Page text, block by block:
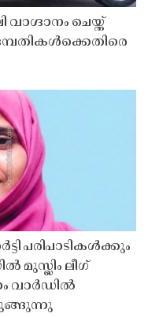
ചെയ്ത്
പരിപാടികൾക്കും
മുസ്ലിം ലീഗ്
വാർഡിൽ